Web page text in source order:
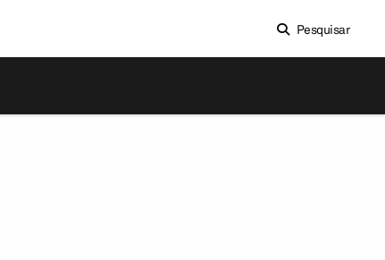
Pesquisar